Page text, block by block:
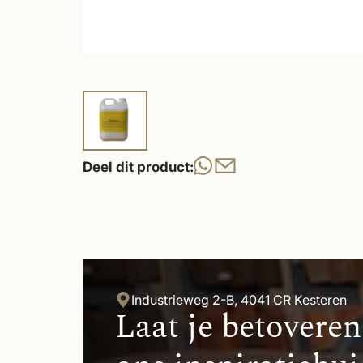
Deel dit product:
Industrieweg 2-B, 4041 CR Kesteren
Laat je